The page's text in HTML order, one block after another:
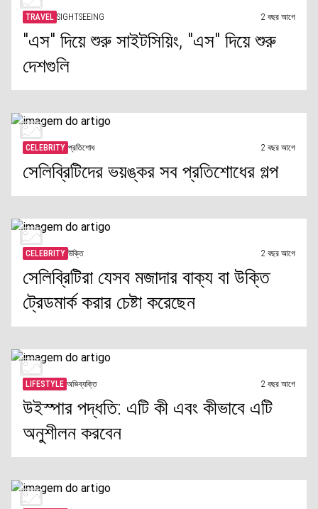
TRAVEL SIGHTSEEING 2 বছর আগে
"এস" দিয়ে শুরু সাইটসিয়িং, "এস" দিয়ে শুরু
দেশগুলি
CELEBRITY প্রতিশোধ 2 বছর আগে
সেলিব্রিটিদের ভয়ঙ্কর সব প্রতিশোধের গল্প
CELEBRITY উক্তি 2 বছর আগে
সেলিব্রিটিরা যেসব মজাদার বাক্য বা উক্তি
ট্রেডমার্ক করার চেষ্টা করেছেন
LIFESTYLE অভিব্যক্তি 2 বছর আগে
উইস্পার পদ্ধতি: এটি কী এবং কীভাবে এটি
অনুশীলন করবেন